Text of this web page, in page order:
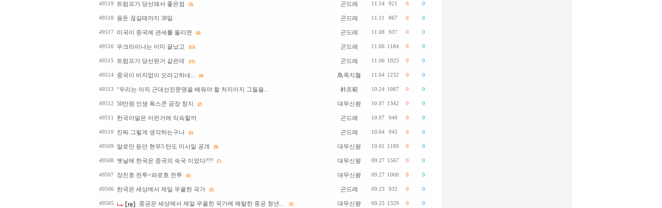
49519 트럼프가 당선돼서 좋은점 (3) 곤드레 11.14 921 0 0
49518 용돈 끊길때까지 38일 곤드레 11.11 867 0 0
49517 미국이 중국에 관세를 올리면 (4) 곤드레 11.08 937 0 0
49516 우크라이나는 이미 끝났고 (15) 곤드레 11.06 1184 0 0
49515 트럼프가 당선된거 같은데 (11) 곤드레 11.06 1025 0 0
49514 중국이 비자없이 오라고하네... (4) 鳥족지혈 11.04 1232 0 0
49513 “우리는 아직 근대선진문명을 배워야 할 처지이지 그들을... 朴京範 10.24 1087 0 0
49512 50만원 인생 폭스콘 공장 창지 (2) 대무신왕 10.07 1342 0 0
49511 한국아덜은 이런거에 익숙할까 곤드레 10.07 949 0 0
49510 진짜 그렇게 생각하는구나 (5) 곤드레 10.04 945 0 0
49509 말로만 듣던 현무5 탄도 미사일 공개 (9) 대무신왕 10.01 1189 0 0
49508 옛날에 한국은 중국의 속국 이었다??? (7) 대무신왕 09.27 1567 0 0
49507 장진호 전투=파로호 전투 (1) 대무신왕 09.27 1000 0 0
49506 한국은 세상에서 제일 우울한 국가 (1) 곤드레 09.23 932 0 0
49505 중공은 세상에서 제일 우울한 국가에 해탈한 중공 청년... (1) 대무신왕 09.25 1329 0 0